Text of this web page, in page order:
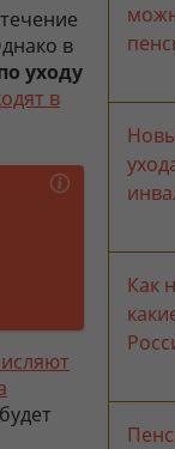
в
уходу
в
Как